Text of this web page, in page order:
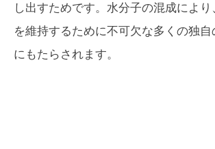
し出すためです。水分子の混成によ
を維持するために不可欠な多くの独
にもたらされます。